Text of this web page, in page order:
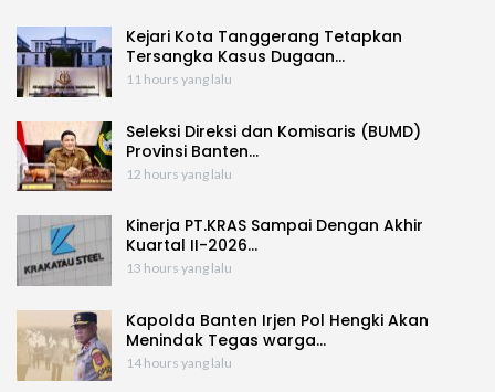
Kejari Kota Tanggerang Tetapkan
Tersangka Kasus Dugaan…
11 hours yang lalu
Seleksi Direksi dan Komisaris (BUMD)
Provinsi Banten…
12 hours yang lalu
Kinerja PT.KRAS Sampai Dengan Akhir
Kuartal II-2026…
13 hours yang lalu
Kapolda Banten Irjen Pol Hengki Akan
Menindak Tegas warga…
14 hours yang lalu